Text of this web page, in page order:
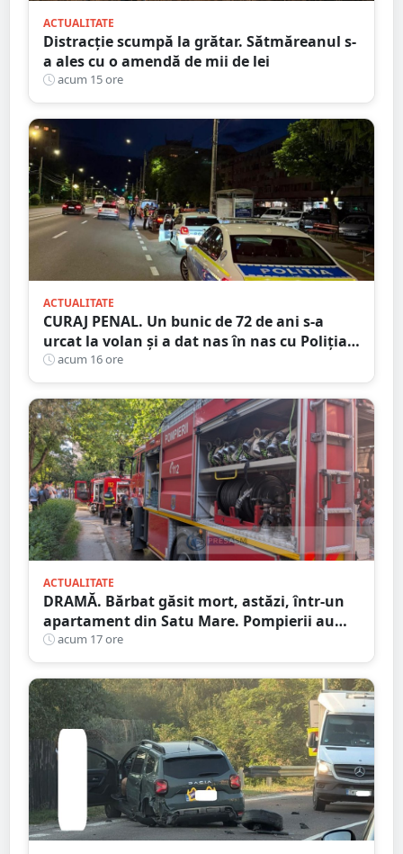
ACTUALITATE
Distracție scumpă la grătar. Sătmăreanul s-
a ales cu o amendă de mii de lei
acum 15 ore
ACTUALITATE
CURAJ PENAL. Un bunic de 72 de ani s-a
urcat la volan și a dat nas în nas cu Poliția
Satu Mare
acum 16 ore
ACTUALITATE
DRAMĂ. Bărbat găsit mort, astăzi, într-un
apartament din Satu Mare. Pompierii au
spart ușa
acum 17 ore